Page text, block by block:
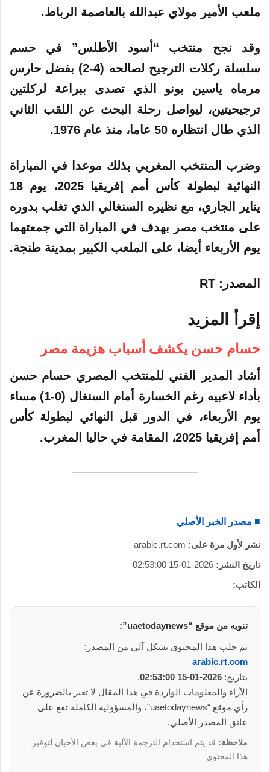
ملعب الأمير مولاي عبدالله بالعاصمة الرباط.
وقد نجح منتخب “أسود الأطلس” في حسم
سلسلة ركلات الترجيح لصالحه (4-2) بفضل حارس
مرماه ياسين بونو الذي تصدى ببراعة لركلتين
ترجيحيتين، ليواصل رحلة البحث عن اللقب الثاني
الذي طال انتظاره 50 عاما، منذ عام 1976.
وضرب المنتخب المغربي بذلك موعدا في المباراة
النهائية لبطولة كأس أمم إفريقيا 2025، يوم 18
يناير الجاري، مع نظيره السنغالي الذي تغلب بدوره
على منتخب مصر بهدف في المباراة التي جمعتهما
يوم الأربعاء أيضا، على الملعب الكبير بمدينة طنجة.
المصدر: RT
إقرأ المزيد
حسام حسن يكشف أسباب هزيمة مصر
أشاد المدير الفني للمنتخب المصري حسام حسن
بأداء لاعبيه رغم الخسارة أمام السنغال (0-1) مساء
يوم الأربعاء، في الدور قبل النهائي لبطولة كأس
أمم إفريقيا 2025، المقامة في حاليا المغرب.
■ مصدر الخبر الأصلي
نشر لأول مرة على: arabic.rt.com
تاريخ النشر: 2026-01-15 02:53:00
الكاتب:
تنويه من موقع “uaetodaynews”:
تم جلب هذا المحتوى بشكل آلي من المصدر:
arabic.rt.com
بتاريخ: 2026-01-15 02:53:00
.
الآراء والمعلومات الواردة في هذا المقال لا تعبر بالضرورة عن
رأي موقع “uaetodaynews”، والمسؤولية الكاملة تقع على
عاتق المصدر الأصلي.
ملاحظة: قد يتم استخدام الترجمة الآلية في بعض الأحيان لتوفير
هذا المحتوى.